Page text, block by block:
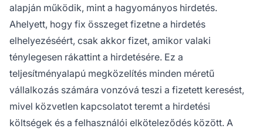
alapján működik, mint a hagyományos hirdetés.
Ahelyett, hogy fix összeget fizetne a hirdetés
elhelyezéséért, csak akkor fizet, amikor valaki
ténylegesen rákattint a hirdetésére. Ez a
teljesítményalapú megközelítés minden méretű
vállalkozás számára vonzóvá teszi a fizetett keresést,
mivel közvetlen kapcsolatot teremt a hirdetési
költségek és a felhasználói elköteleződés között. A